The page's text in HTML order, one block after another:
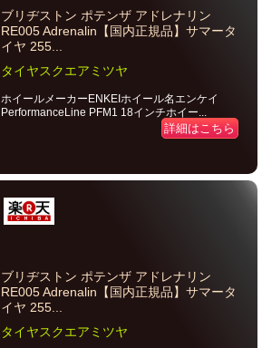
ブリヂストン ポテンザ アドレナリン
RE005 Adrenalin【国内正規品】サマータ
イヤ 255...
タイヤスクエアミツヤ
ホイールメーカーENKEIホイール名エンケイ
PerformanceLine PFM1 18インチホイー...
詳細はこちら
ブリヂストン ポテンザ アドレナリン
RE005 Adrenalin【国内正規品】サマータ
イヤ 255...
タイヤスクエアミツヤ